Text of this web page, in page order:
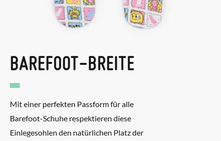
Um einen Artikel umzutauschen, senden Sie bitte Ihr
ursprüngliches Paar unter Verwendung des bereitgestellten
Stil auf.
BAREFOOT-BREITE
Mit einer perfekten Passform für alle
Barefoot-Schuhe respektieren diese
Einlegesohlen den natürlichen Platz der